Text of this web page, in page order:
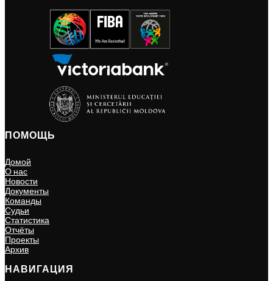
ПОМОЩЬ
Домой
О нас
Новости
Документы
Команды
Судьи
Статистика
Отчёты
Проекты
Архив
НАВИГАЦИЯ